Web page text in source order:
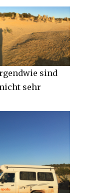
sind
sehr